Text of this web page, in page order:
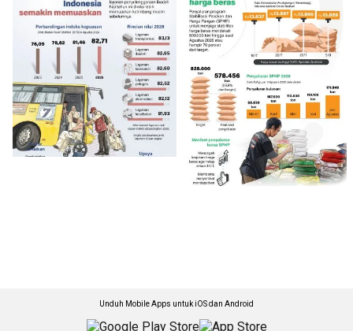
Unduh Mobile Apps untuk iOS dan Android